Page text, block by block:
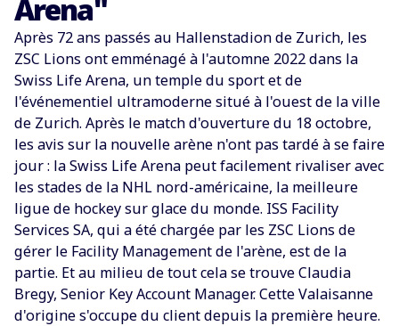
Arena"
Après 72 ans passés au Hallenstadion de Zurich, les
ZSC Lions ont emménagé à l'automne 2022 dans la
Swiss Life Arena, un temple du sport et de
l'événementiel ultramoderne situé à l'ouest de la ville
de Zurich. Après le match d'ouverture du 18 octobre,
les avis sur la nouvelle arène n'ont pas tardé à se faire
jour : la Swiss Life Arena peut facilement rivaliser avec
les stades de la NHL nord-américaine, la meilleure
ligue de hockey sur glace du monde. ISS Facility
Services SA, qui a été chargée par les ZSC Lions de
gérer le Facility Management de l'arène, est de la
partie. Et au milieu de tout cela se trouve Claudia
Bregy, Senior Key Account Manager. Cette Valaisanne
d'origine s'occupe du client depuis la première heure.